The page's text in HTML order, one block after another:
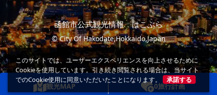
観光MAP 0旅行計画
函館市公式観光情報 はこぶら
© City Of Hakodate,Hokkaido,Japan
このサイトでは、ユーザーエクスペリエンスを向上させるために
Cookieを使用しています。引き続き閲覧される場合は、当サイト
でのCookie使用に同意いただいたことになります。
承諾する